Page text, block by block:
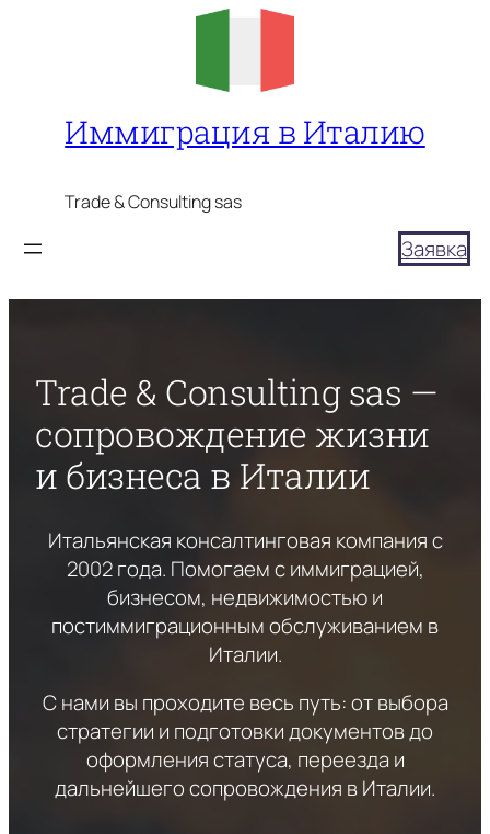
Иммиграция в Италию
Trade & Consulting sas
Заявка
Trade & Consulting sas —
сопровождение жизни
и бизнеса в Италии
Итальянская консалтинговая компания с
2002 года. Помогаем с иммиграцией,
бизнесом, недвижимостью и
постиммиграционным обслуживанием в
Италии.
С нами вы проходите весь путь: от выбора
стратегии и подготовки документов до
оформления статуса, переезда и
дальнейшего сопровождения в Италии.